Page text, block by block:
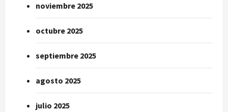
noviembre 2025
octubre 2025
septiembre 2025
agosto 2025
julio 2025